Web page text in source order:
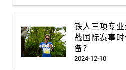
铁人三项专
战国际赛事
备？
2024-12-10